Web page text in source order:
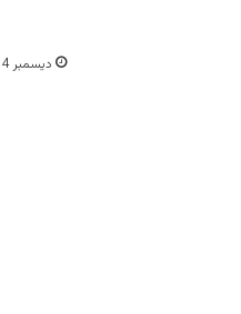
ديسمبر 14, 2024